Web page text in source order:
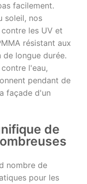
facilement.
soleil, nos
les UV et
résistant aux
longue durée.
l'eau,
pendant de
façade d'un
de
nombre de
pour les